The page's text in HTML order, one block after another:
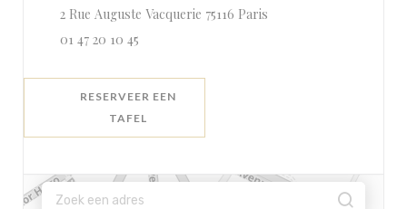
2 Rue Auguste Vacquerie 75116 Paris
01 47 20 10 45
RESERVEER EEN
TAFEL